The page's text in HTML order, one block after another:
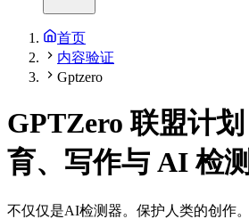
首页
内容验证
Gptzero
GPTZero 联盟计划
育、写作与 AI 检
不仅仅是AI检测器。保护人类的创作。